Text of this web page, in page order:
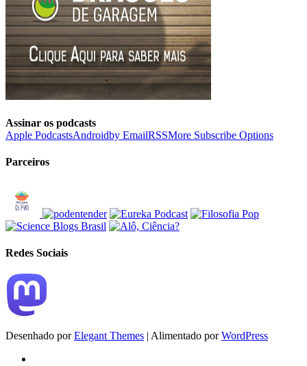
Assinar os podcasts
Apple PodcastsAndroidby EmailRSSMore Subscribe Options
Parceiros
Redes Sociais
Desenhado porElegant Themes | Alimentado porWordPress